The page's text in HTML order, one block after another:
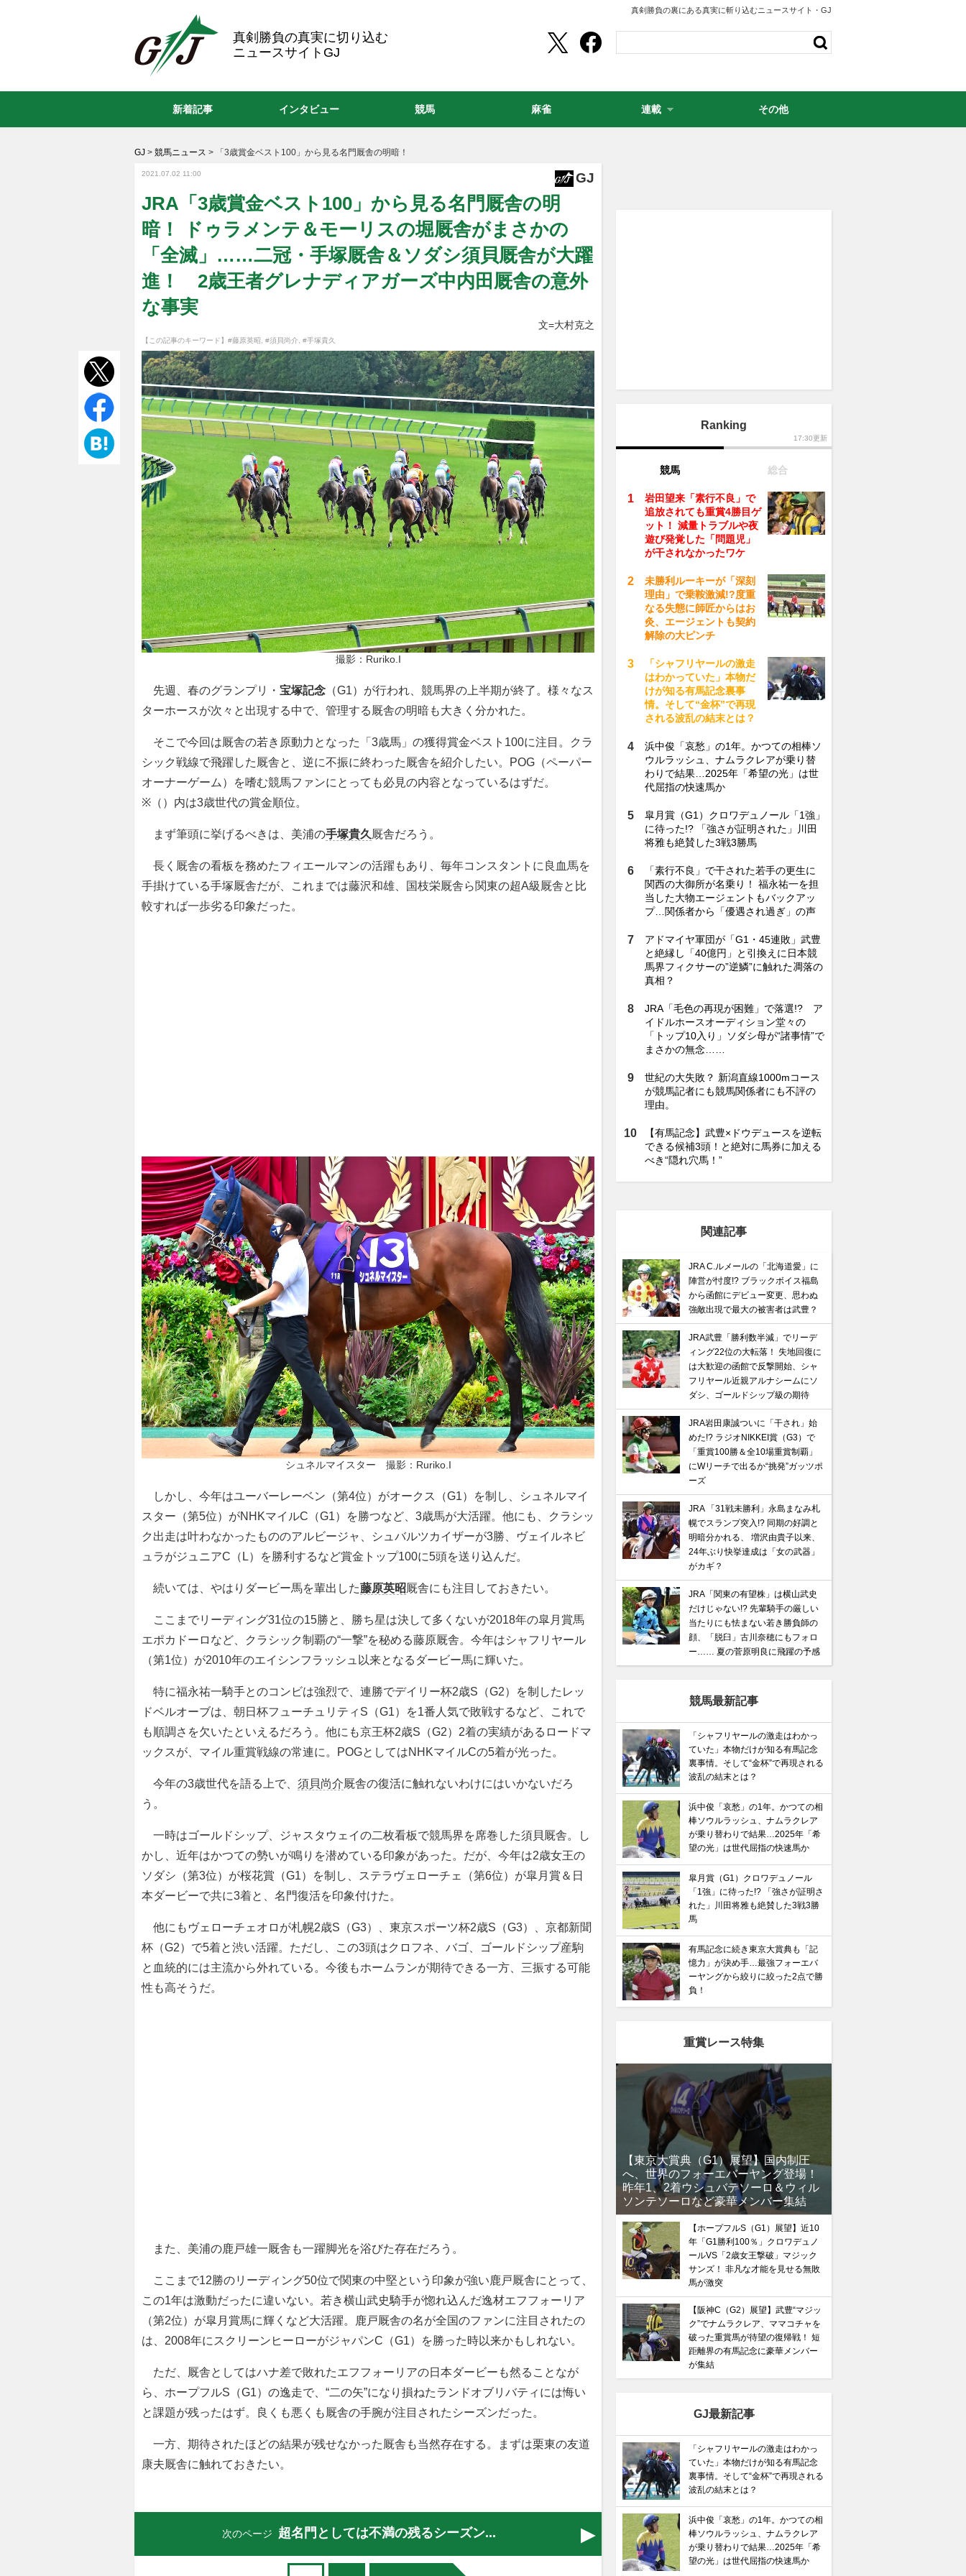
真剣勝負の裏にある真実に斬り込むニュースサイト・GJ
真剣勝負の真実に切り込む
ニュースサイトGJ
GJ > 競馬ニュース > 「3歳賞金ベスト100」から見る名門厩舎の明暗！
2021.07.02 11:00 GJ
JRA「3歳賞金ベスト100」から見る名門厩舎の明
暗！ ドゥラメンテ＆モーリスの堀厩舎がまさかの
「全滅」……二冠・手塚厩舎＆ソダシ須貝厩舎が大躍
進！ 2歳王者グレナディアガーズ中内田厩舎の意外
な事実
文=大村克之
【この記事のキーワード】 #藤原英昭 #須貝尚介 #手塚貴久
撮影：Ruriko.I
先週、春のグランプリ・ 宝塚記念 （G1）が行われ、競馬界の上半期が終了。様々なス
ターホースが次々と出現する中で、管理する厩舎の明暗も大きく分かれた。
そこで今回は厩舎の若き原動力となった「3歳馬」の獲得賞金ベスト100に注目。クラ
シック戦線で飛躍した厩舎と、逆に不振に終わった厩舎を紹介したい。POG（ペーパー
オーナーゲーム）を嗜む競馬ファンにとっても必見の内容となっているはずだ。
※（）内は3歳世代の賞金順位。
まず筆頭に挙げるべきは、美浦の手塚貴久厩舎だろう。
長く厩舎の看板を務めたフィエールマンの活躍もあり、毎年コンスタントに良血馬を
手掛けている手塚厩舎だが、これまでは藤沢和雄、国枝栄厩舎ら関東の超A級厩舎と比
較すれば一歩劣る印象だった。
シュネルマイスター　撮影：Ruriko.I
しかし、今年はユーバーレーベン（第4位）がオークス（G1）を制し、シュネルマイ
スター（第5位）がNHKマイルC（G1）を勝つなど、3歳馬が大活躍。他にも、クラシッ
ク出走は叶わなかったもののアルビージャ、シュバルツカイザーが3勝、ヴェイルネビ
ュラがジュニアC（L）を勝利するなど賞金トップ100に5頭を送り込んだ。
続いては、やはりダービー馬を輩出した藤原英昭厩舎にも注目しておきたい。
ここまでリーディング31位の15勝と、勝ち星は決して多くないが2018年の皐月賞馬
エポカドーロなど、クラシック制覇の“一撃”を秘める藤原厩舎。今年はシャフリヤール
（第1位）が2010年のエイシンフラッシュ以来となるダービー馬に輝いた。
特に福永祐一騎手とのコンビは強烈で、連勝でデイリー杯2歳S（G2）を制したレッ
ドベルオーブは、朝日杯フューチュリティS（G1）を1番人気で敗戦するなど、これで
も順調さを欠いたといえるだろう。他にも京王杯2歳S（G2）2着の実績があるロードマ
ックスが、マイル重賞戦線の常連に。POGとしてはNHKマイルCの5着が光った。
今年の3歳世代を語る上で、 須貝尚介厩舎の復活に触れないわけにはいかないだろ
う。
一時はゴールドシップ、ジャスタウェイの二枚看板で競馬界を席巻した須貝厩舎。し
かし、近年はかつての勢いが鳴りを潜めている印象があった。だが、今年は2歳女王の
ソダシ（第3位）が桜花賞（G1）を制し、ステラヴェローチェ（第6位）が皐月賞＆日
本ダービーで共に3着と、名門復活を印象付けた。
他にもヴェローチェオロが札幌2歳S（G3）、東京スポーツ杯2歳S（G3）、京都新聞
杯（G2）で5着と渋い活躍。ただし、この3頭はクロフネ、バゴ、ゴールドシップ産駒
と血統的には主流から外れている。今後もホームランが期待できる一方、三振する可能
性も高そうだ。
また、美浦の鹿戸雄一厩舎も一躍脚光を浴びた存在だろう。
ここまで12勝のリーディング50位で関東の中堅という印象が強い鹿戸厩舎にとって、
この1年は激動だったに違いない。若き横山武史騎手が惚れ込んだ逸材エフフォーリア
（第2位）が皐月賞馬に輝くなど大活躍。鹿戸厩舎の名が全国のファンに注目されたの
は、2008年にスクリーンヒーローがジャパンC（G1）を勝った時以来かもしれない。
ただ、厩舎としてはハナ差で敗れたエフフォーリアの日本ダービーも然ることなが
ら、ホープフルS（G1）の逸走で、“二の矢”になり損ねたランドオブリバティには悔い
と課題が残ったはず。良くも悪くも厩舎の手腕が注目されたシーズンだった。
一方、期待されたほどの結果が残せなかった厩舎も当然存在する。まずは栗東の友道
康夫厩舎に触れておきたい。
次のページ 超名門としては不満の残るシーズン...
Ranking
17:30更新
競馬 総合
岩田望来「素行不良」で
追放されても重賞4勝目ゲ
ット！ 減量トラブルや夜
遊び発覚した「問題児」
が干されなかったワケ
未勝利ルーキーが「深刻
理由」で乗鞍激減!?度重
なる失態に師匠からはお
灸、エージェントも契約
解除の大ピンチ
「シャフリヤールの激走
はわかっていた」本物だ
けが知る有馬記念裏事
情。そして“金杯”で再現
される波乱の結末とは？
浜中俊「哀愁」の1年。かつての相棒ソ
ウルラッシュ、ナムラクレアが乗り替
わりで結果…2025年「希望の光」は世
代屈指の快速馬か
皐月賞（G1）クロワデュノール「1強」
に待った!? 「強さが証明された」川田
将雅も絶賛した3戦3勝馬
「素行不良」で干された若手の更生に
関西の大御所が名乗り！ 福永祐一を担
当した大物エージェントもバックアッ
プ…関係者から「優遇され過ぎ」の声
アドマイヤ軍団が「G1・45連敗」武豊
と絶縁し「40億円」と引換えに日本競
馬界フィクサーの”逆鱗”に触れた凋落の
真相？
JRA「毛色の再現が困難」で落選!? ア
イドルホースオーディション堂々の
「トップ10入り」ソダシ母が“諸事情”で
まさかの無念……
世紀の大失敗？ 新潟直線1000mコース
が競馬記者にも競馬関係者にも不評の
理由。
【有馬記念】武豊×ドウデュースを逆転
できる候補3頭！と絶対に馬券に加える
べき“隠れ穴馬！”
関連記事
JRA C.ルメールの「北海道愛」に
陣営が忖度!? ブラックボイス福島
から函館にデビュー変更、思わぬ
強敵出現で最大の被害者は武豊？
JRA武豊「勝利数半減」でリーデ
ィング22位の大転落！ 失地回復に
は大歓迎の函館で反撃開始、シャ
フリヤール近親アルナシームにソ
ダシ、ゴールドシップ級の期待
JRA岩田康誠ついに「干され」始
めた!? ラジオNIKKEI賞（G3）で
「重賞100勝＆全10場重賞制覇」
にWリーチで出るか“挑発”ガッツポ
ーズ
JRA 「31戦未勝利」永島まなみ札
幌でスランプ突入!? 同期の好調と
明暗分かれる、 増沢由貴子以来、
24年ぶり快挙達成は「女の武器」
がカギ？
JRA「関東の有望株」は横山武史
だけじゃない!? 先輩騎手の厳しい
当たりにも怯まない若き勝負師の
顔、「脱臼」古川奈穂にもフォロ
ー…… 夏の菅原明良に飛躍の予感
競馬最新記事
「シャフリヤールの激走はわかっ
ていた」本物だけが知る有馬記念
裏事情。そして“金杯”で再現される
波乱の結末とは？
浜中俊「哀愁」の1年。かつての相
棒ソウルラッシュ、ナムラクレア
が乗り替わりで結果…2025年「希
望の光」は世代屈指の快速馬か
皐月賞（G1）クロワデュノール
「1強」に待った!? 「強さが証明さ
れた」川田将雅も絶賛した3戦3勝
馬
有馬記念に続き東京大賞典も「記
憶力」が決め手…最強フォーエバ
ーヤングから絞りに絞った2点で勝
負！
重賞レース特集
【東京大賞典（G1）展望】国内制圧
へ、世界のフォーエバーヤング登場！
昨年1、2着ウシュバテソーロ＆ウィル
ソンテソーロなど豪華メンバー集結
【ホープフルS（G1）展望】近10
年「G1勝利100％」クロワデュノ
ールVS「2歳女王撃破」マジック
サンズ！ 非凡な才能を見せる無敗
馬が激突
【阪神C（G2）展望】武豊“マジッ
ク”でナムラクレア、ママコチャを
破った重賞馬が待望の復帰戦！ 短
距離界の有馬記念に豪華メンバー
が集結
GJ最新記事
「シャフリヤールの激走はわかっ
ていた」本物だけが知る有馬記念
裏事情。そして“金杯”で再現される
波乱の結末とは？
浜中俊「哀愁」の1年。かつての相
棒ソウルラッシュ、ナムラクレア
が乗り替わりで結果…2025年「希
望の光」は世代屈指の快速馬か
新着記事 インタビュー 競馬 麻雀 連載 その他